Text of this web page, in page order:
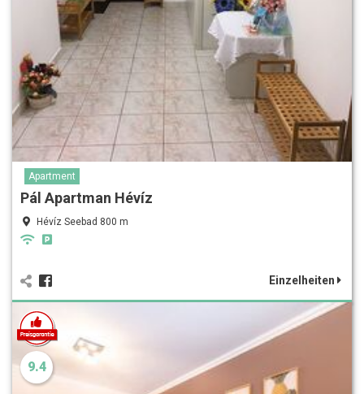
Apartment
Pál Apartman Hévíz
Hévíz Seebad 800 m
Einzelheiten
9.4